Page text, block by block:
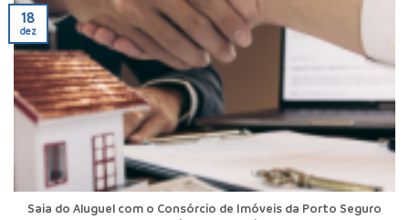
Saia do Aluguel com o Consórcio de Imóveis da Porto Seguro
18
dez